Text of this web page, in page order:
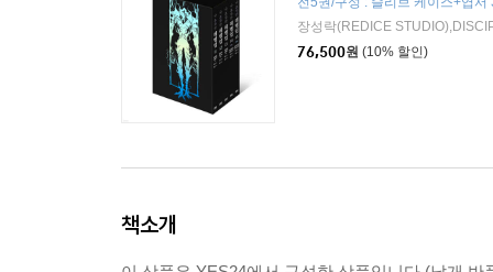
76,500원 (10% 할인)
책소개